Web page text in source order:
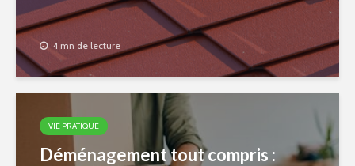
4 mn de lecture
VIE PRATIQUE
Déménagement tout compris :